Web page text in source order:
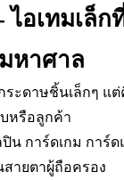
ไอเทมเล็
หาศาล
ะดาษชิ้นเล็กๆ แ
หรือลูกค้า
ปิน การ์ดเกม กา
ายตาผู้ถือครอง